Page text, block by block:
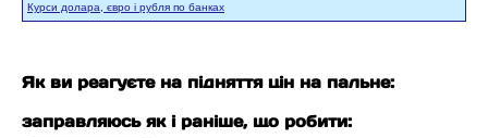
Курси долара, євро і рубля по банках
Як ви реагуєте на підняття цін на пальне:
заправляюсь як і раніше, що робити: